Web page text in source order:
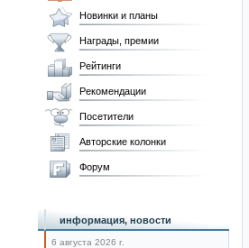
Новинки и планы
Награды, премии
Рейтинги
Рекомендации
Посетители
Авторские колонки
Форум
информация, новости
6 августа 2026 г.